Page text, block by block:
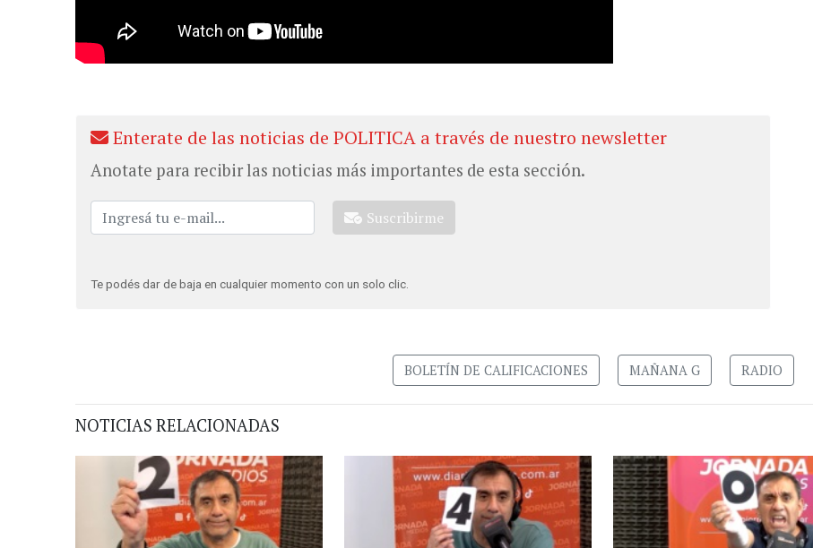
Enterate de las noticias de POLITICA a través de nuestro newsletter
Anotate para recibir las noticias más importantes de esta sección.
Suscribirme
Te podés dar de baja en cualquier momento con un solo clic.
BOLETÍN DE CALIFICACIONES MAÑANA G RADIO
NOTICIAS RELACIONADAS